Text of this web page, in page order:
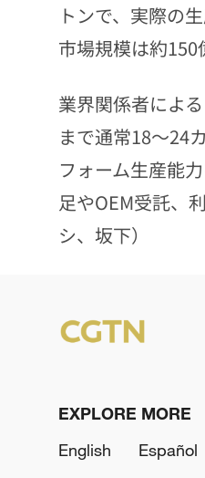
トンで、実際の
市場規模は約150
業界関係者によ
まで通常18〜24
フォーム生産能
足やOEM受託、
シ、坂下）
EXPLORE MORE
English
Español